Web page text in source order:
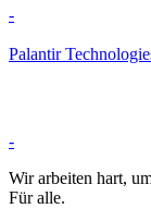
-
Palantir
-
Wir arbeiten hart,
Für alle.